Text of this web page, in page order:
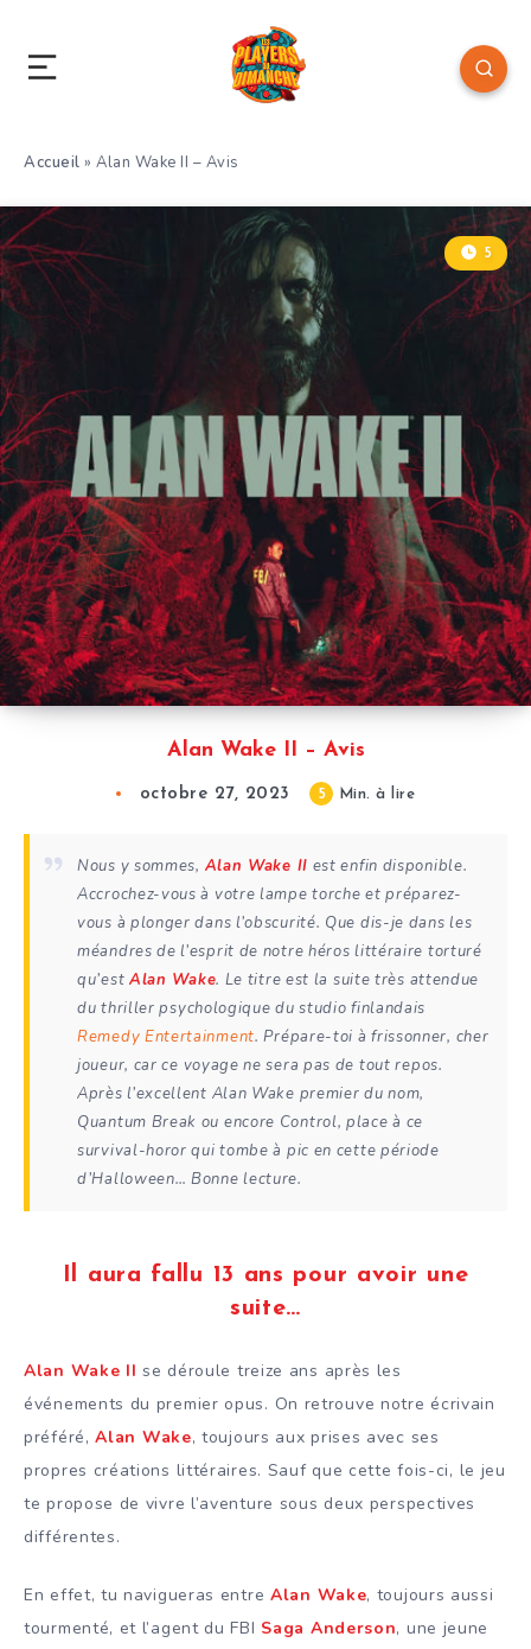
Accueil » Alan Wake II – Avis
Alan Wake II – Avis
5
octobre 27, 2023 5 Min. à lire
Nous y sommes, Alan Wake II est enfin disponible.
Accrochez-vous à votre lampe torche et préparez-
vous à plonger dans l’obscurité. Que dis-je dans les
méandres de l’esprit de notre héros littéraire torturé
qu’est Alan Wake. Le titre est la suite très attendue
du thriller psychologique du studio finlandais
Remedy Entertainment. Prépare-toi à frissonner, cher
joueur, car ce voyage ne sera pas de tout repos.
Après l’excellent Alan Wake premier du nom,
Quantum Break ou encore Control, place à ce
survival-horor qui tombe à pic en cette période
d’Halloween… Bonne lecture.
Il aura fallu 13 ans pour avoir une
suite…
Alan Wake II se déroule treize ans après les
événements du premier opus. On retrouve notre écrivain
préféré,Alan Wake, toujours aux prises avec ses
propres créations littéraires. Sauf que cette fois-ci, le jeu
te propose de vivre l’aventure sous deux perspectives
différentes.
En effet, tu navigueras entre Alan Wake, toujours aussi
tourmenté, et l’agent du FBI Saga Anderson, une jeune